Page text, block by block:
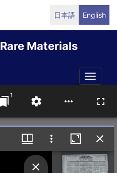
日本語 English
Materials
Toggle